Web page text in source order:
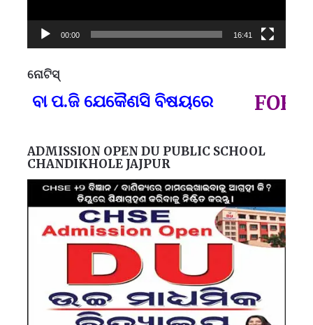
00:00 16:41
ନୋଟିସ୍
ପ.ଜି ଯେକୈଣସି ବିଷୟରେ FOR
ADMISSION OPEN DU PUBLIC SCHOOL
CHANDIKHOLE JAJPUR